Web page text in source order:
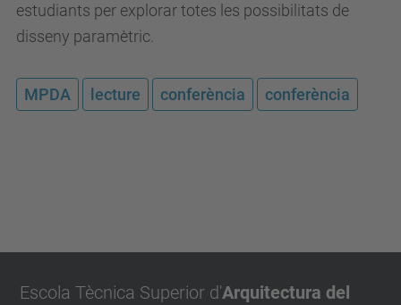
estudiants per explorar totes les possibilitats de
disseny paramètric.
MPDA lecture conferència conferència
Escola Tècnica Superior d'Arquitectura del